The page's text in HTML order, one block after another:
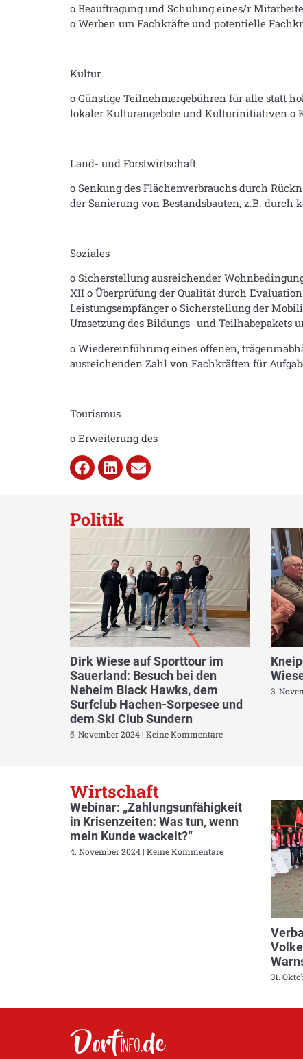
o Beauftragung und Schulung eines/r
o Werben um Fachkräfte und potentielle
Kultur
o Günstige Teilnehmergebühren für alle statt
lokaler Kulturangebote und Kulturinitiativen o
Land- und Forstwirtschaft
o Senkung des Flächenverbrauchs durch
der Sanierung von Bestandsbauten, z.B.
Soziales
o Sicherstellung ausreichender
XII o Überprüfung der Qualität durch
Leistungsempfänger o Sicherstellung der
Umsetzung des Bildungs- und Teilhabepakets
o Wiedereinführung eines offenen,
ausreichenden Zahl von Fachkräften für
Tourismus
o Erweiterung des
Politik
Dirk Wiese auf Sporttour im
Sauerland: Besuch bei den
Neheim Black Hawks, dem
Surfclub Hachen-Sorpesee und
dem Ski Club Sundern
5. November 2024 Keine Kommentare
3.
Wirtschaft
Webinar: „Zahlungsunfähigkeit
in Krisenzeiten: Was tun, wenn
mein Kunde wackelt?“
4. November 2024 Keine Kommentare
31.